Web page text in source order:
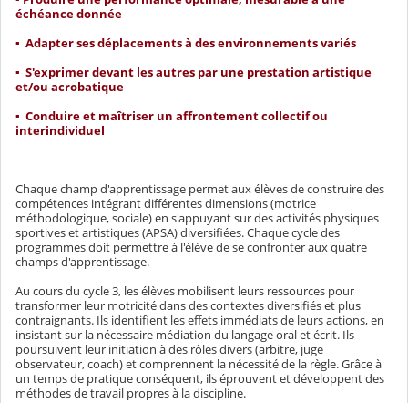
échéance donnée
▪ Adapter ses déplacements à des environnements variés
▪ S'exprimer devant les autres par une prestation artistique
et/ou acrobatique
▪ Conduire et maîtriser un affrontement collectif ou
interindividuel
Chaque champ d'apprentissage permet aux élèves de construire des
compétences intégrant différentes dimensions (motrice
méthodologique, sociale) en s'appuyant sur des activités physiques
sportives et artistiques (APSA) diversifiées. Chaque cycle des
programmes doit permettre à l'élève de se confronter aux quatre
champs d'apprentissage.
Au cours du cycle 3, les élèves mobilisent leurs ressources pour
transformer leur motricité dans des contextes diversifiés et plus
contraignants. Ils identifient les effets immédiats de leurs actions, en
insistant sur la nécessaire médiation du langage oral et écrit. Ils
poursuivent leur initiation à des rôles divers (arbitre, juge
observateur, coach) et comprennent la nécessité de la règle. Grâce à
un temps de pratique conséquent, ils éprouvent et développent des
méthodes de travail propres à la discipline.